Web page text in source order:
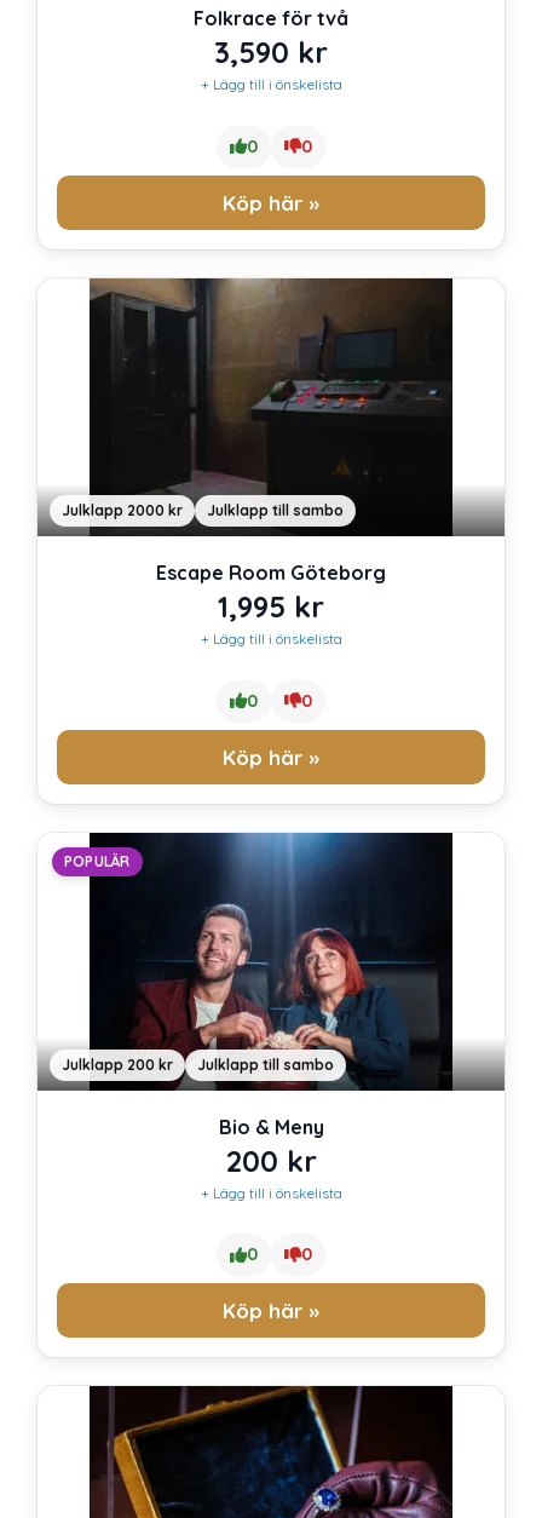
Folkrace för två
3,590 kr
+ Lägg till i önskelista
0 0
Köp här »
Julklapp 2000 kr Julklapp till sambo
Escape Room Göteborg
1,995 kr
+ Lägg till i önskelista
0 0
Köp här »
POPULÄR
Julklapp 200 kr Julklapp till sambo
Bio & Meny
200 kr
+ Lägg till i önskelista
0 0
Köp här »